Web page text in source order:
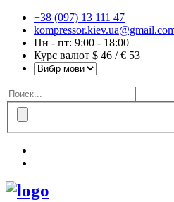
+38 (097) 13 111 47
Пн - пт: 9:00 - 18:00
Курс валют $ 46 / € 53